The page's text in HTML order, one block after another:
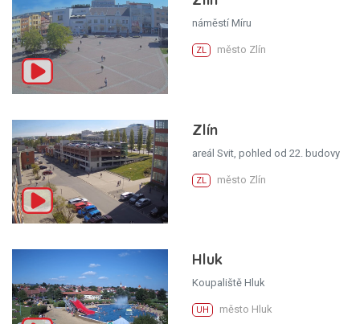
náměstí Míru
ZL město Zlín
Zlín
areál Svit, pohled od 22. budovy
ZL město Zlín
Hluk
Koupaliště Hluk
UH město Hluk